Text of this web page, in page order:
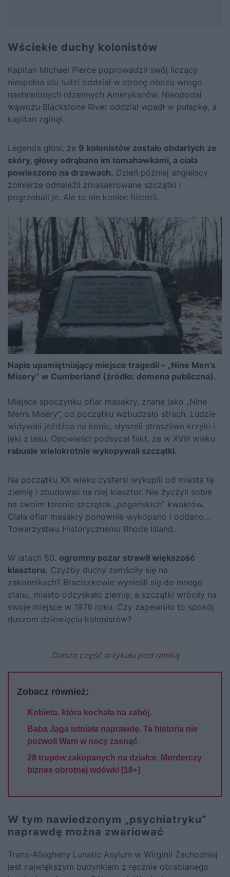
Wściekłe duchy kolonistów
Kapitan Michael Pierce poprowadził swój liczący
niespełna stu ludzi oddział w stronę obozu wrogo
nastawionych rdzennych Amerykanów. Nieopodal
wąwozu Blackstone River oddział wpadł w pułapkę, a
kapitan zginął.
Legenda głosi, że 9 kolonistów zostało obdartych ze
skóry, głowy odrąbano im tomahawkami, a ciała
powieszono na drzewach. Dzień później angielscy
żołnierze odnaleźli zmasakrowane szczątki i
pogrzebali je. Ale to nie koniec historii.
Napis upamiętniający miejsce tragedii – „Nine Men’s
Misery” w Cumberland (źródło: domena publiczna).
Miejsce spoczynku ofiar masakry, znane jako „Nine
Men’s Misery”, od początku wzbudzało strach. Ludzie
widywali jeźdźca na koniu, słyszeli straszliwe krzyki i
jęki z lasu. Opowieści podsycał fakt, że w XVIII wieku
rabusie wielokrotnie wykopywali szczątki.
Na początku XX wieku cystersi wykupili od miasta tę
ziemię i zbudowali na niej klasztor. Nie życzyli sobie
na swoim terenie szczątek „pogańskich” kwakrów.
Ciała ofiar masakry ponownie wykopano i oddano…
Towarzystwu Historycznemu Rhode Island.
W latach 50. ogromny pożar strawił większość
klasztoru. Czyżby duchy zemściły się na
zakonnikach? Braciszkowie wynieśli się do innego
stanu, miasto odzyskało ziemię, a szczątki wróciły na
swoje miejsce w 1976 roku. Czy zapewniło to spokój
duszom dziewięciu kolonistów?
Dalsza część artykułu pod ramką
Zobacz również:
Kobieta, która kochała na zabój.
Baba Jaga istniała naprawdę. Ta historia nie
pozwoli Wam w nocy zasnąć
28 trupów zakopanych na działce. Morderczy
biznes obrotnej wdówki [18+]
W tym nawiedzonym „psychiatryku”
naprawdę można zwariować
Trans-Allegheny Lunatic Asylum w Wirginii Zachodniej
jest największym budynkiem z ręcznie obrabianego